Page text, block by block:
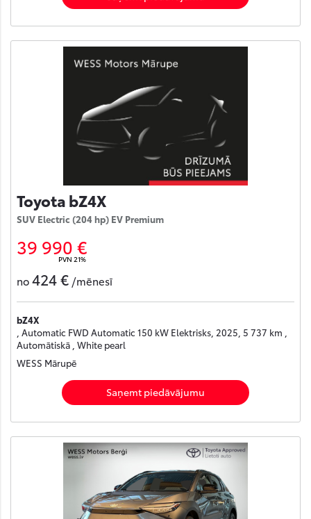
Toyota bZ4X
SUV Electric (204 hp) EV Premium
39 990 €
PVN 21%
no424 € /mēnesī
bZ4X
, Automatic FWD Automatic 150 kW Elektrisks, 2025, 5 737 km ,
Automātiskā , White pearl
WESS Mārupē
Saņemt piedāvājumu